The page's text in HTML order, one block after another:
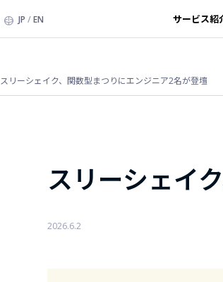
EN
JP サービス紹
スリーシェイク、関数型まつりにエンジニア2名が登壇
スリーシェイ
2026.6.2